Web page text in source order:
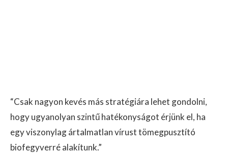
“Csak nagyon kevés más stratégiára lehet gondolni,
hogy ugyanolyan szintű hatékonyságot érjünk el, ha
egy viszonylag ártalmatlan vírust tömegpusztító
biofegyverré alakítunk.”